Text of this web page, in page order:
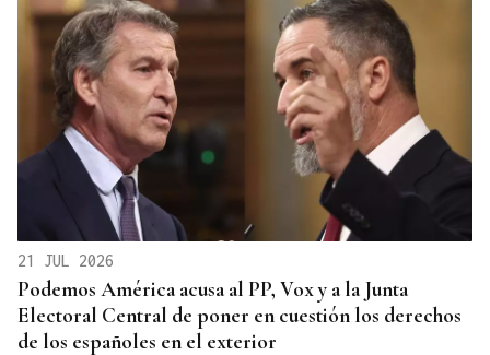
21 JUL 2026
Podemos América acusa al PP, Vox y a la Junta
Electoral Central de poner en cuestión los derechos
de los españoles en el exterior